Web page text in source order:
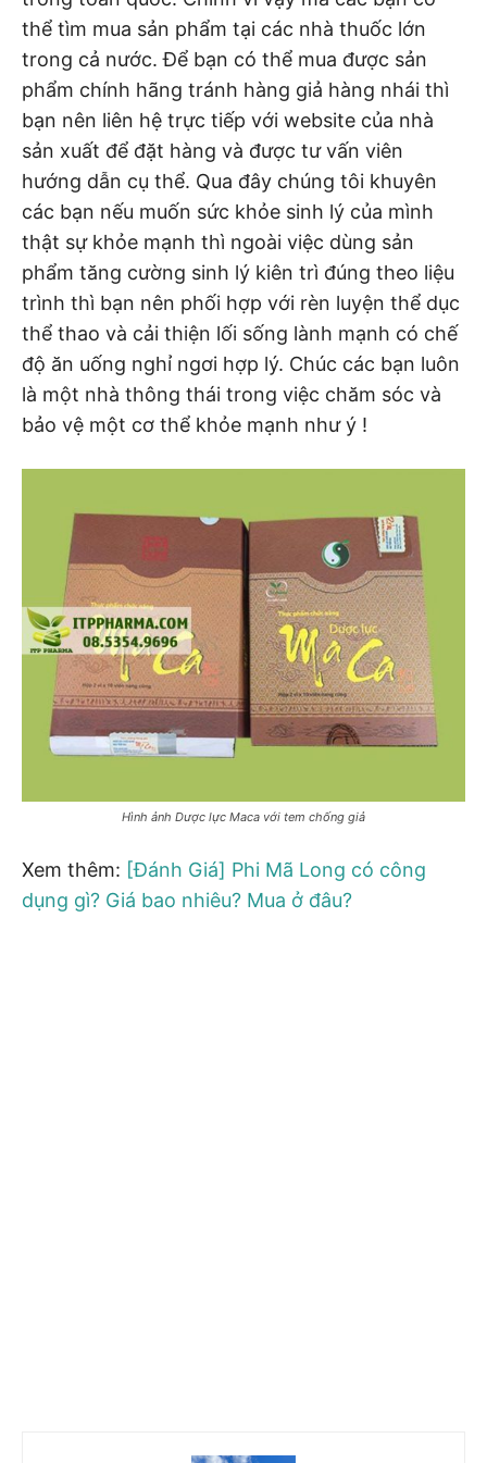
thể tìm mua sản phẩm tại các nhà thuốc lớn
trong cả nước. Để bạn có thể mua được sản
phẩm chính hãng tránh hàng giả hàng nhái thì
bạn nên liên hệ trực tiếp với website của nhà
sản xuất để đặt hàng và được tư vấn viên
hướng dẫn cụ thể. Qua đây chúng tôi khuyên
các bạn nếu muốn sức khỏe sinh lý của mình
thật sự khỏe mạnh thì ngoài việc dùng sản
phẩm tăng cường sinh lý kiên trì đúng theo liệu
trình thì bạn nên phối hợp với rèn luyện thể dục
thể thao và cải thiện lối sống lành mạnh có chế
độ ăn uống nghỉ ngơi hợp lý. Chúc các bạn luôn
là một nhà thông thái trong việc chăm sóc và
bảo vệ một cơ thể khỏe mạnh như ý !
Hình ảnh Dược lực Maca với tem chống giả
Xem thêm: [Đánh Giá] Phi Mã Long có công
dụng gì? Giá bao nhiêu? Mua ở đâu?